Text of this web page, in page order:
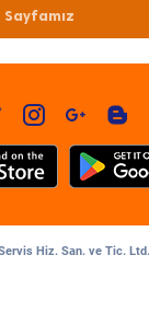
Hiz. San. ve Tic.